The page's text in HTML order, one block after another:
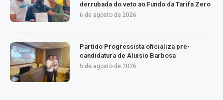
derrubada do veto ao Fundo da Tarifa Zero
6 de agosto de 2026
Partido Progressista oficializa pré-
candidatura de Aluísio Barbosa
5 de agosto de 2026